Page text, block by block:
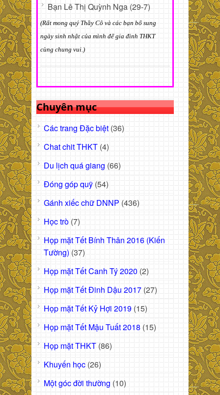
Bạn Lê Thị Quỳnh Nga (29-7)
(Rất mong quý Thầy Cô và các bạn bổ sung
ngày sinh nhật của mình để gia đình THKT
cùng chung vui.)
Chuyên mục
Các trang Đặc biệt (36)
Chat chit THKT (4)
Du lịch quá giang (66)
Đóng góp quỹ (54)
Gánh xiếc chữ DNNP (436)
Học trò (7)
Họp mặt Tết Bính Thân 2016 (Kiến
Tường) (37)
Họp mặt Tết Canh Tý 2020 (2)
Họp mặt Tết Đinh Dậu 2017 (27)
Họp mặt Tết Kỷ Hợi 2019 (15)
Họp mặt Tết Mậu Tuất 2018 (15)
Họp mặt THKT (86)
Khuyến học (26)
Một góc đời thường (10)